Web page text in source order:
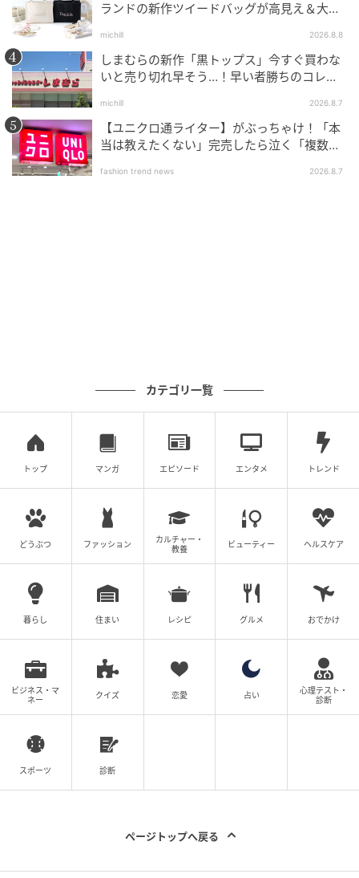
ランドの新作ツイードバッグが高見え＆大容
michill 2026.8.8
しまむらの新作「黒トップス」今すぐ買わな
いと売り切れ早そう…！早い者勝ちのコレ買
michill 2026.8.7
【ユニクロ通ライター】がぶっちゃけ！「本
当は教えたくない」完売したら泣く「複数買
fashion trend news 2026.8.7
カテゴリ一覧
トップ マンガ エピソード エンタメ トレンド
どうぶつ ファッション
カルチャー・
教養
ビューティー ヘルスケア
暮らし 住まい レシピ グルメ おでかけ
ビジネス・マ
ネー
クイズ 恋愛 占い
心理テスト・
診断
スポーツ 診断
ページトップへ戻る